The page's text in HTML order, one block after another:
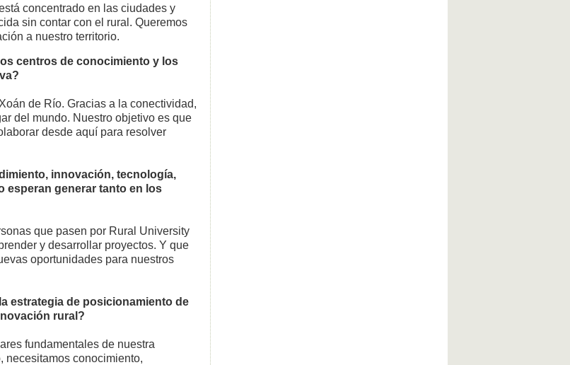
concentrado en las ciudades y
sin contar con el rural. Queremos
a nuestro territorio.
centros de conocimiento y los
de Río. Gracias a la conectividad,
del mundo. Nuestro objetivo es que
desde aquí para resolver
innovación, tecnología,
esperan generar tanto en los
que pasen por Rural University
y desarrollar proyectos. Y que
oportunidades para nuestros
estrategia de posicionamiento de
rural?
fundamentales de nuestra
necesitamos conocimiento,